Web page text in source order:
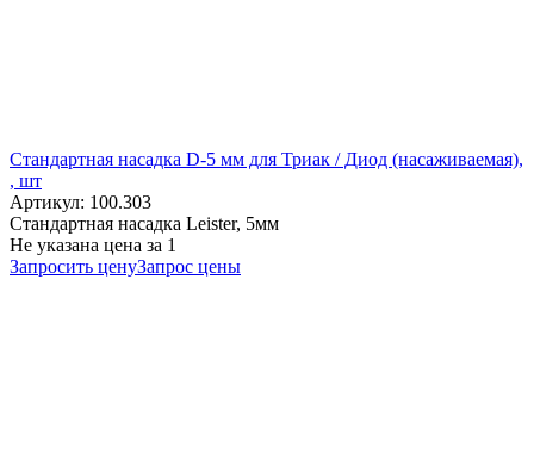
Стандартная насадка D-5 мм для Триак / Диод (насаживаемая),
, шт
Артикул: 100.303
Стандартная насадка Leister, 5мм
Не указана цена за 1
Запросить ценуЗапрос цены